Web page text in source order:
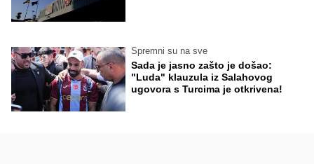
Spremni su na sve
Sada je jasno zašto je došao:
"Luda" klauzula iz Salahovog
ugovora s Turcima je otkrivena!